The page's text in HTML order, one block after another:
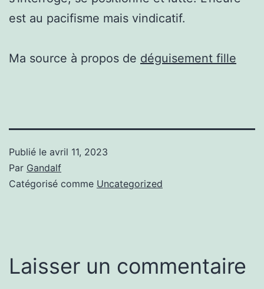
est au pacifisme mais vindicatif.
Ma source à propos de déguisement fille
Publié le avril 11, 2023
Par Gandalf
Catégorisé comme Uncategorized
Laisser un commentaire